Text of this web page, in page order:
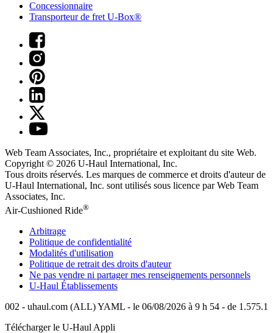
Concessionnaire
Transporteur de fret U-Box®
Web Team Associates, Inc., propriétaire et exploitant du site Web.
Copyright © 2026 U-Haul International, Inc.
Tous droits réservés. Les marques de commerce et droits d'auteur de
U-Haul International, Inc. sont utilisés sous licence par Web Team
Associates, Inc.
Air-Cushioned Ride®
Arbitrage
Politique de confidentialité
Modalités d'utilisation
Politique de retrait des droits d'auteur
Ne pas vendre ni partager mes renseignements personnels
U-Haul Établissements
002 - uhaul.com (ALL) YAML - le 06/08/2026 à 9 h 54 - de 1.575.1
Télécharger le U-Haul Appli